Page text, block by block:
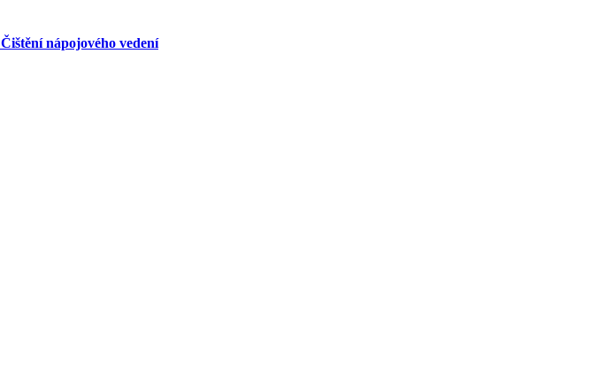
Čištění nápojového vedení